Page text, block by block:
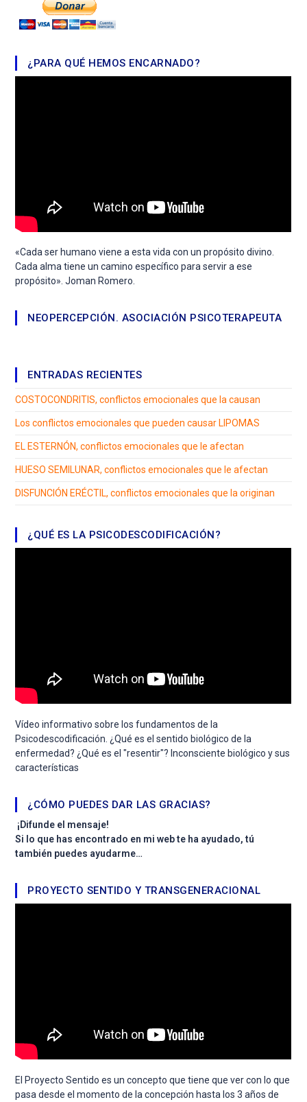
¿PARA QUÉ HEMOS ENCARNADO?
«Cada ser humano viene a esta vida con un propósito divino.
Cada alma tiene un camino específico para servir a ese
propósito». Joman Romero.
NEOPERCEPCIÓN. ASOCIACIÓN PSICOTERAPEUTA
ENTRADAS RECIENTES
COSTOCONDRITIS, conflictos emocionales que la causan
Los conflictos emocionales que pueden causar LIPOMAS
EL ESTERNÓN, conflictos emocionales que le afectan
HUESO SEMILUNAR, conflictos emocionales que le afectan
DISFUNCIÓN ERÉCTIL, conflictos emocionales que la originan
¿QUÉ ES LA PSICODESCODIFICACIÓN?
Vídeo informativo sobre los fundamentos de la
Psicodescodificación. ¿Qué es el sentido biológico de la
enfermedad? ¿Qué es el "resentir"? Inconsciente biológico y sus
características
¿CÓMO PUEDES DAR LAS GRACIAS?
¡Difunde el mensaje!
Si lo que has encontrado en mi web te ha ayudado, tú
también puedes ayudarme…
PROYECTO SENTIDO Y TRANSGENERACIONAL
El Proyecto Sentido es un concepto que tiene que ver con lo que
pasa desde el momento de la concepción hasta los 3 años de